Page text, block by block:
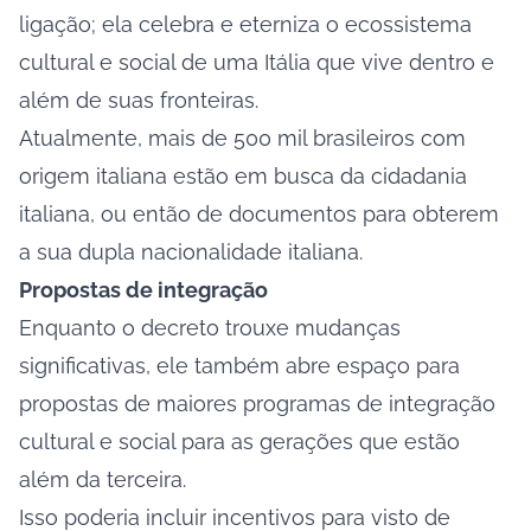
ligação; ela celebra e eterniza o ecossistema
cultural e social de uma Itália que vive dentro e
além de suas fronteiras.
Atualmente, mais de 500 mil brasileiros com
origem italiana estão em busca da cidadania
italiana, ou então de documentos para obterem
a sua dupla nacionalidade italiana.
Propostas de integração
Enquanto o decreto trouxe mudanças
significativas, ele também abre espaço para
propostas de maiores programas de integração
cultural e social para as gerações que estão
além da terceira.
Isso poderia incluir incentivos para visto de